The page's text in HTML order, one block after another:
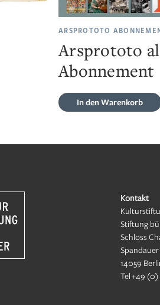
ARSPROTOTO
Arsprototo
Abonnement
In den Warenkorb
Kontakt
Stiftung
Schloss
14059
Tel+49 (0)